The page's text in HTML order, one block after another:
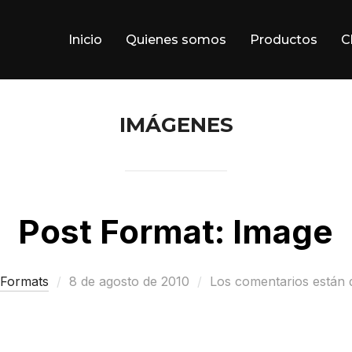
Inicio Quienes somos Productos
IMÁGENES
Post Format: Image
Publicado
8 de agosto de 2010 Los comentarios están